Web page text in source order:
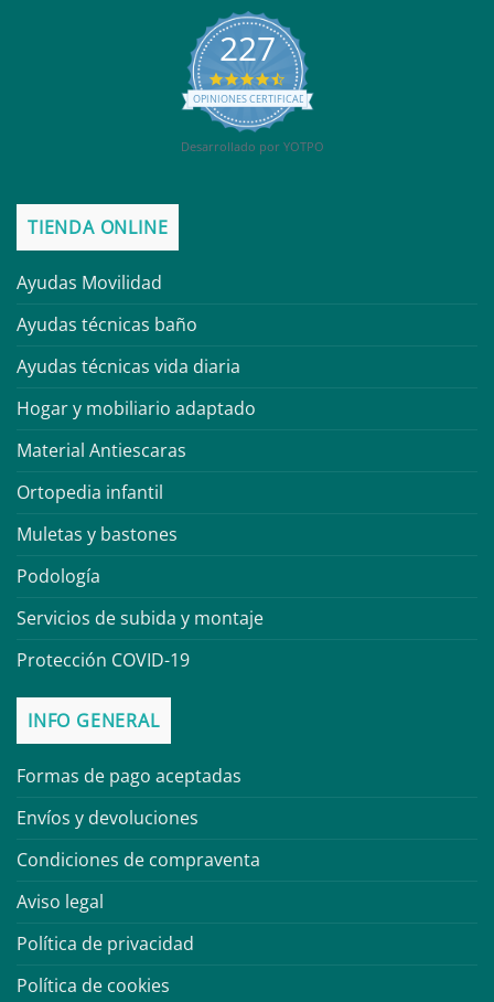
227
4.6
star
rating
OPINIONES CERTIFICADAS
Desarrollado por YOTPO
TIENDA ONLINE
Ayudas Movilidad
Ayudas técnicas baño
Ayudas técnicas vida diaria
Hogar y mobiliario adaptado
Material Antiescaras
Ortopedia infantil
Muletas y bastones
Podología
Servicios de subida y montaje
Protección COVID-19
INFO GENERAL
Formas de pago aceptadas
Envíos y devoluciones
Condiciones de compraventa
Aviso legal
Política de privacidad
Política de cookies